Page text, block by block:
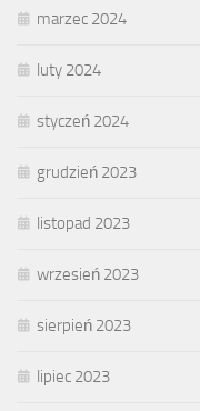
marzec 2024
luty 2024
styczeń 2024
grudzień 2023
listopad 2023
wrzesień 2023
sierpień 2023
lipiec 2023